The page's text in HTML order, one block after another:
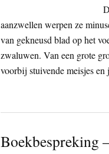
aanzwellen werpen ze
van gekneusd blad op het
zwaluwen. Van een grote
voorbij stuivende meisjes
Boekbespreking